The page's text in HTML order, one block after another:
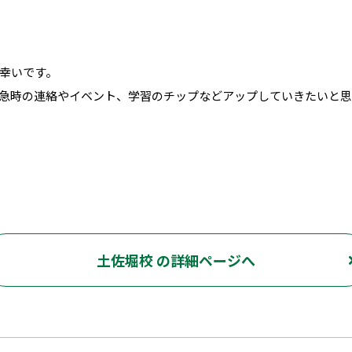
いです。
時の連絡やイベント、学習のチップなどアップしていきたいと
土佐堀校 の詳細ページへ